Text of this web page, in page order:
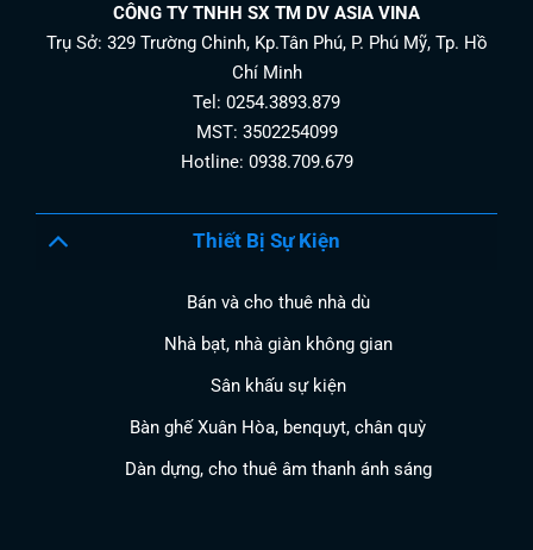
CÔNG TY TNHH SX TM DV ASIA VINA
Trụ Sở: 329 Trường Chinh, Kp.Tân Phú, P. Phú Mỹ, Tp. Hồ
Chí Minh
Tel: 0254.3893.879
MST: 3502254099
Hotline: 0938.709.679
Thiết Bị Sự Kiện
Bán và cho thuê nhà dù
Nhà bạt, nhà giàn không gian
Sân khấu sự kiện
Bàn ghế Xuân Hòa, benquyt, chân quỳ
Dàn dựng, cho thuê âm thanh ánh sáng